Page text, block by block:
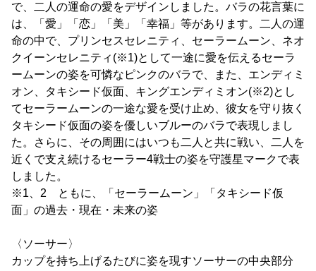
で、二人の運命の愛をデザインしました。バラの花言葉に
は、「愛」「恋」「美」「幸福」等があります。二人の運
命の中で、プリンセスセレニティ、セーラームーン、ネオ
クイーンセレニティ(※1)として一途に愛を伝えるセーラ
ームーンの姿を可憐なピンクのバラで、また、エンディミ
オン、タキシード仮面、キングエンディミオン(※2)とし
てセーラームーンの一途な愛を受け止め、彼女を守り抜く
タキシード仮面の姿を優しいブルーのバラで表現しまし
た。さらに、その周囲にはいつも二人と共に戦い、二人を
近くで支え続けるセーラー4戦士の姿を守護星マークで表
しました。
※1、2 ともに、「セーラームーン」「タキシード仮
面」の過去・現在・未来の姿
〈ソーサー〉
カップを持ち上げるたびに姿を現すソーサーの中央部分